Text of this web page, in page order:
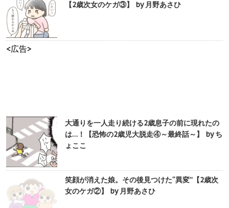
【2歳次女のケガ③】 by 月野あさひ
<広告>
大通りを一人走り続ける2歳息子の前に現れたの
は…！【恐怖の2歳児大脱走④～最終話～】 by ち
ょここ
笑顔が消えた娘。その後見つけた“異変”【2歳次
女のケガ②】 by 月野あさひ